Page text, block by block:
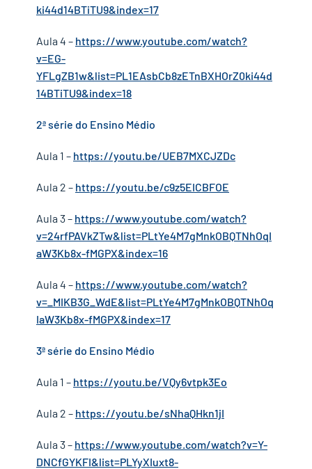
ki44d14BTiTU9&index=17
Aula 4 – https://www.youtube.com/watch?
v=EG-
YFLgZB1w&list=PL1EAsbCb8zETnBXHOrZ0ki44d
14BTiTU9&index=18
2ª série do Ensino Médio
Aula 1 – https://youtu.be/UEB7MXCJZDc
Aula 2 – https://youtu.be/c9z5EICBFOE
Aula 3 – https://www.youtube.com/watch?
v=24rfPAVkZTw&list=PLtYe4M7gMnkOBQTNhOqI
aW3Kb8x-fMGPX&index=16
Aula 4 – https://www.youtube.com/watch?
v=_MIKB3G_WdE&list=PLtYe4M7gMnkOBQTNhOq
IaW3Kb8x-fMGPX&index=17
3ª série do Ensino Médio
Aula 1 – https://youtu.be/VQy6vtpk3Eo
Aula 2 – https://youtu.be/sNhaQHkn1jI
Aula 3 – https://www.youtube.com/watch?v=Y-
DNCfGYKFI&list=PLYyXIuxt8-